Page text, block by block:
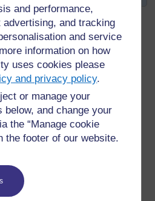
and performance,
and tracking
and service
information on how
uses cookies please
and privacy policy.
or manage your
below, and change your
the “Manage cookie
the footer of our website.
forces naturelles à l’œuvre
ce que la force, et comment
faisons-nous usage des
la vie ?
examiner plusieurs
les enfants expliquent
quotidien. En tant
de les aider à explorer et
sur la façon dont les